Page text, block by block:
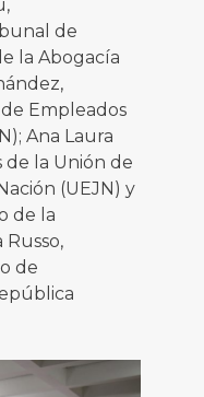
de
la Abogacía
Empleados
Ana Laura
de la Unión de
(UEJN) y
de la
de